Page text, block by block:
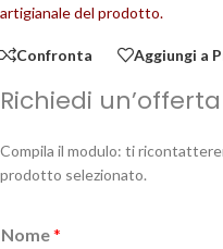
artigianale del prodotto.
Confronta Aggiungi a
Richiedi
Compila il modulo: ti
prodotto selezionato.
Nome*